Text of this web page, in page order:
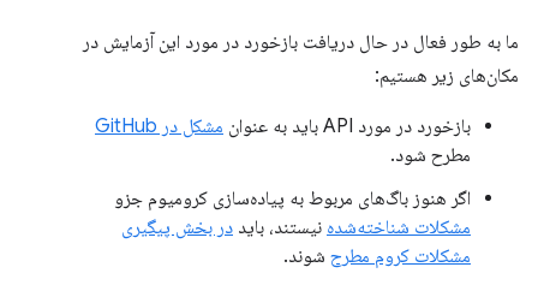
ما به طور فعال در حال دریافت بازخورد در مورد این آزمایش در
مکان‌های زیر هستیم:
بازخورد در مورد API باید به عنوان
مشکل در GitHub
مطرح شود.
اگر هنوز باگ‌های مربوط به پیاده‌سازی کرومیوم جزو
مشکلات شناخته‌شده نیستند، باید در بخش پیگیری
مشکلات کروم مطرح شوند.